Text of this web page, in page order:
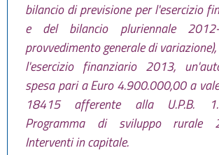
bilancio di previsione per l'esercizio
e del bilancio pluriennale
provvedimento generale di
l'esercizio finanziario 2013,
spesa pari a Euro 4.900.000,00 a
18415 afferente alla U.P.B.
Programma di sviluppo rurale
Interventi in capitale.